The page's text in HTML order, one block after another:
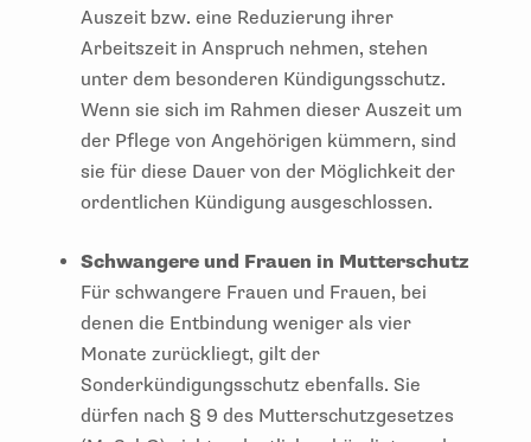
Auszeit bzw. eine Reduzierung ihrer
Arbeitszeit in Anspruch nehmen, stehen
unter dem besonderen Kündigungsschutz.
Wenn sie sich im Rahmen dieser Auszeit um
der Pflege von Angehörigen kümmern, sind
sie für diese Dauer von der Möglichkeit der
ordentlichen Kündigung ausgeschlossen.
Schwangere und Frauen in Mutterschutz
Für schwangere Frauen und Frauen, bei
denen die Entbindung weniger als vier
Monate zurückliegt, gilt der
Sonderkündigungsschutz ebenfalls. Sie
dürfen nach § 9 des Mutterschutzgesetzes